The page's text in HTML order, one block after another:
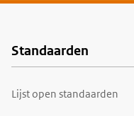
Voet
Standaarden
Lijst open standaarden